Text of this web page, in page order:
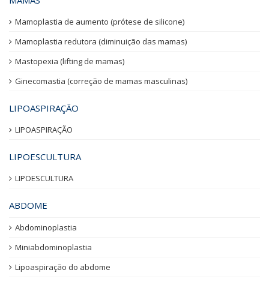
Mamoplastia de aumento (prótese de silicone)
Mamoplastia redutora (diminuição das mamas)
Mastopexia (lifting de mamas)
Ginecomastia (correção de mamas masculinas)
LIPOASPIRAÇÃO
LIPOASPIRAÇÃO
LIPOESCULTURA
LIPOESCULTURA
ABDOME
Abdominoplastia
Miniabdominoplastia
Lipoaspiração do abdome